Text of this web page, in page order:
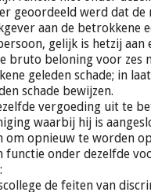
geoordeeld werd dat de
aan de betrokkene
gelijk is hetzij
bruto beloning voor zes
geleden schade; in
schade bewijzen.
vergoeding uit te
waarbij hij is
om opnieuw te worden
onder dezelfde
de feiten van